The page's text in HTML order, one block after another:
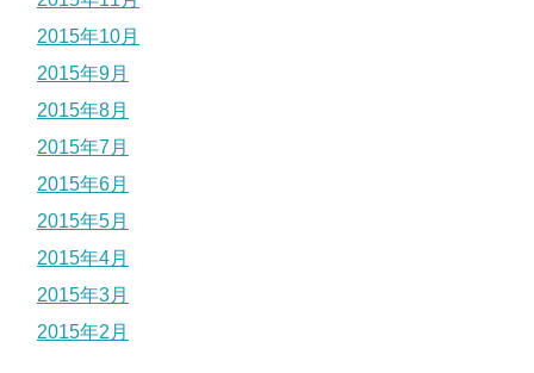
2015年10月
2015年9月
2015年8月
2015年7月
2015年6月
2015年5月
2015年4月
2015年3月
2015年2月